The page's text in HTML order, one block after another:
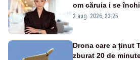
om căruia i se
portiță?”
2 aug. 2026, 23:25
Drona care a ținut
zburat 20 de